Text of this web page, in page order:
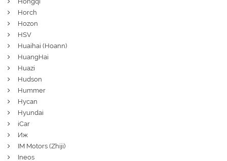
Horch
Hozon
HSV
Huaihai (Hoann)
HuangHai
Huazi
Hudson
Hummer
Hycan
Hyundai
iCar
Иж
IM Motors (Zhiji)
Ineos